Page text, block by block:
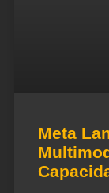
Meta